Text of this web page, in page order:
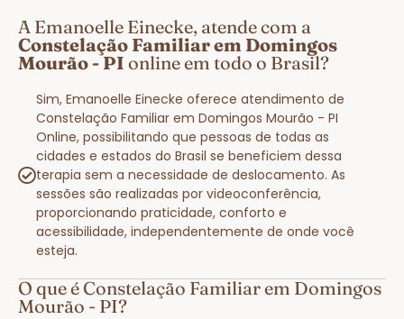
A Emanoelle Einecke, atende com a
Constelação Familiar em Domingos
Mourão - PI online em todo o Brasil?
Sim, Emanoelle Einecke oferece atendimento de
Constelação Familiar em Domingos Mourão - PI
Online, possibilitando que pessoas de todas as
cidades e estados do Brasil se beneficiem dessa
terapia sem a necessidade de deslocamento. As
sessões são realizadas por videoconferência,
proporcionando praticidade, conforto e
acessibilidade, independentemente de onde você
esteja.
O que é Constelação Familiar em Domingos
Mourão - PI?